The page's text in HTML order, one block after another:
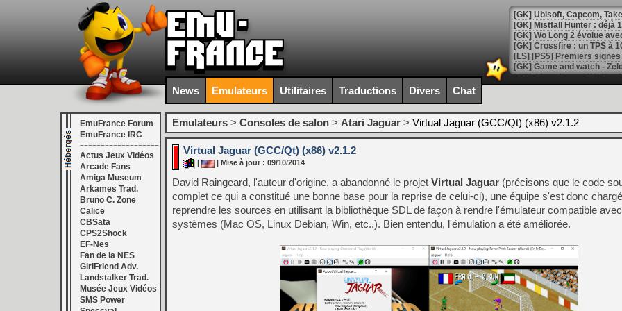
[GK] Mistfall Hunter : déjà
[GK] Wo Long 2 évolue
[GK] Crossfire : un TPS à
[LS] [PS5] Premiers
[Mo5] DOOM arrive en
[GK] Bethesda fête les 30
[GK] Roblox : l'action en
[GK] Agenda - GeForce
[GK] Devolver Digital en a
[LS] [PS5] ps5-y2jb-
[GK] Pourquoi Marvel
[GK] Test : Restory : Chill
[GK] GTA 6 : Rockstar
[GK] Hot Wheels Infinite
[GK] Mémoire cash -
[GK] Résultats Nintendo :
News Emulateurs Utilitaires Traductions Divers Chat
EmuFrance Forum
EmuFrance IRC
===================
Actus Jeux Vidéos
Arcade Fans
Amiga Museum
Arkames Trad.
Bruno C. Zone
Calice
CBSata
CPS2Shock
EF-Nes
Fan de la NES
GirlFriend Adv.
Landstalker Trad.
Musée Jeux Vidéos
SMS Power
Emulateurs > Consoles de salon > Atari Jaguar > Virtual Jaguar (GCC/Qt) (x86) v2.1.2
Virtual Jaguar (GCC/Qt) (x86) v2.1.2
| Mise à jour : 09/10/2014
David Raingeard, l'auteur d'origine, a abandonné le projet Virtual Jaguar (précisons que le code
complet ce qui a constitué une bonne base pour la reprise de celui-ci), une équipe s'est donc
reprendre les sources en utilisant la bibliothèque SDL de façon à rendre l'émulateur compatible
systèmes (Mac OS, Linux Debian, Win, etc..). Bien entendu, l'émulation a été améliorée.